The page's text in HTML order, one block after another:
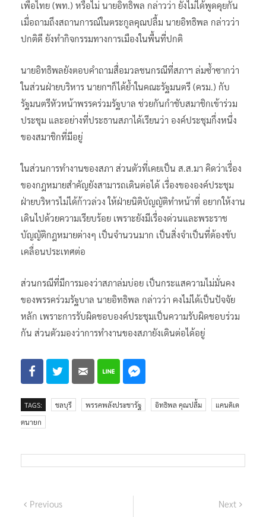
เพื่อไทย (พท.) หรือไม่ นายอิทธิพล กล่าวว่า ยังไม่ได้พูดคุยกัน
เมื่อถามถึงสถานการณ์ในตระกูลคุณปลื้ม นายอิทธิพล กล่าวว่า
ปกติดี ยังทำกิจกรรมทางการเมืองในพื้นที่ปกติ
นายอิทธิพลยังตอบคำถามสื่อมวลชนกรณีที่สภาฯ ล่มซํ้าซากว่า
ในส่วนฝ่ายบริหาร นายกฯก็ได้ยํ้าในคณะรัฐมนตรี (ครม.) กับ
รัฐมนตรีหัวหน้าพรรคร่วมรัฐบาล ช่วยกันกําชับสมาชิกเข้าร่วม
ประชุม และอย่างที่ประธานสภาได้เรียนว่า องค์ประชุมกึ่งหนึ่ง
ของสมาชิกที่มีอยู่
ในส่วนการทำงานของสภา ส่วนตัวที่เคยเป็น ส.ส.มา คิดว่าเรื่อง
ของกฎหมายสำคัญยังสามารถเดินต่อได้ เรื่องขององค์ประชุม
ฝ่ายบริหารไม่ได้ก้าวล่วง ให้ฝ่ายนิติบัญญัติทำหน้าที่ อยากให้งาน
เดินไปด้วยความเรียบร้อย เพราะยังมีเรื่องด่วนและพระราช
บัญญัติกฎหมายต่างๆ เป็นจํานวนมาก เป็นสิ่งจำเป็นที่ต้องขับ
เคลื่อนประเทศต่อ
ส่วนกรณีที่มีการมองว่าสภาล่มบ่อย เป็นกระแสความไม่มั่นคง
ของพรรคร่วมรัฐบาล นายอิทธิพล กล่าวว่า คงไม่ได้เป็นปัจจัย
หลัก เพราะการรับผิดชอบองค์ประชุมเป็นความรับผิดชอบร่วม
กัน ส่วนตัวมองว่าการทํางานของสภายังเดินต่อได้อยู่
TAGS: ชลบุรี พรรคพลังประชารัฐ อิทธิพล คุณปลื้ม
แคนดิเด
ตนายก
แนะแนว
PreviousPrevious
Next